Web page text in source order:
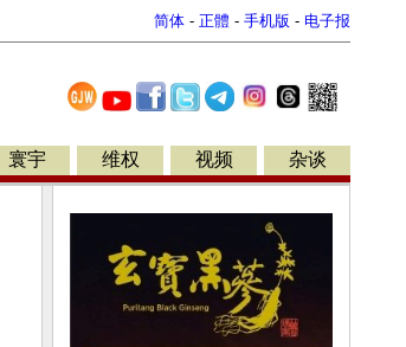
简体 - 正體 - 手机版 - 电子报
寰宇 维权 视频 杂谈